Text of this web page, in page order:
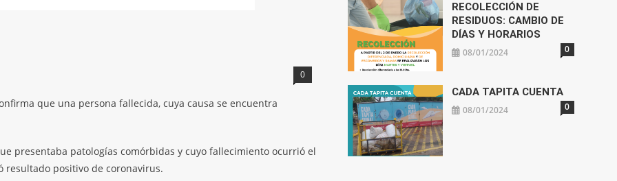
0
que una persona fallecida, cuya causa se encuentra
presentaba patologías comórbidas y cuyo fallecimiento ocurrió el
resultado positivo de coronavirus.
RECOLECCIÓN DE
RESIDUOS: CAMBIO DE
DÍAS Y HORARIOS
08/01/2024 0
CADA TAPITA CUENTA
08/01/2024 0